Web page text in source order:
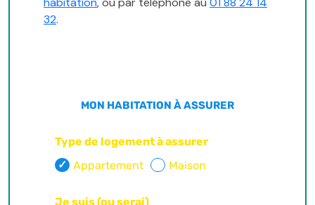
32.